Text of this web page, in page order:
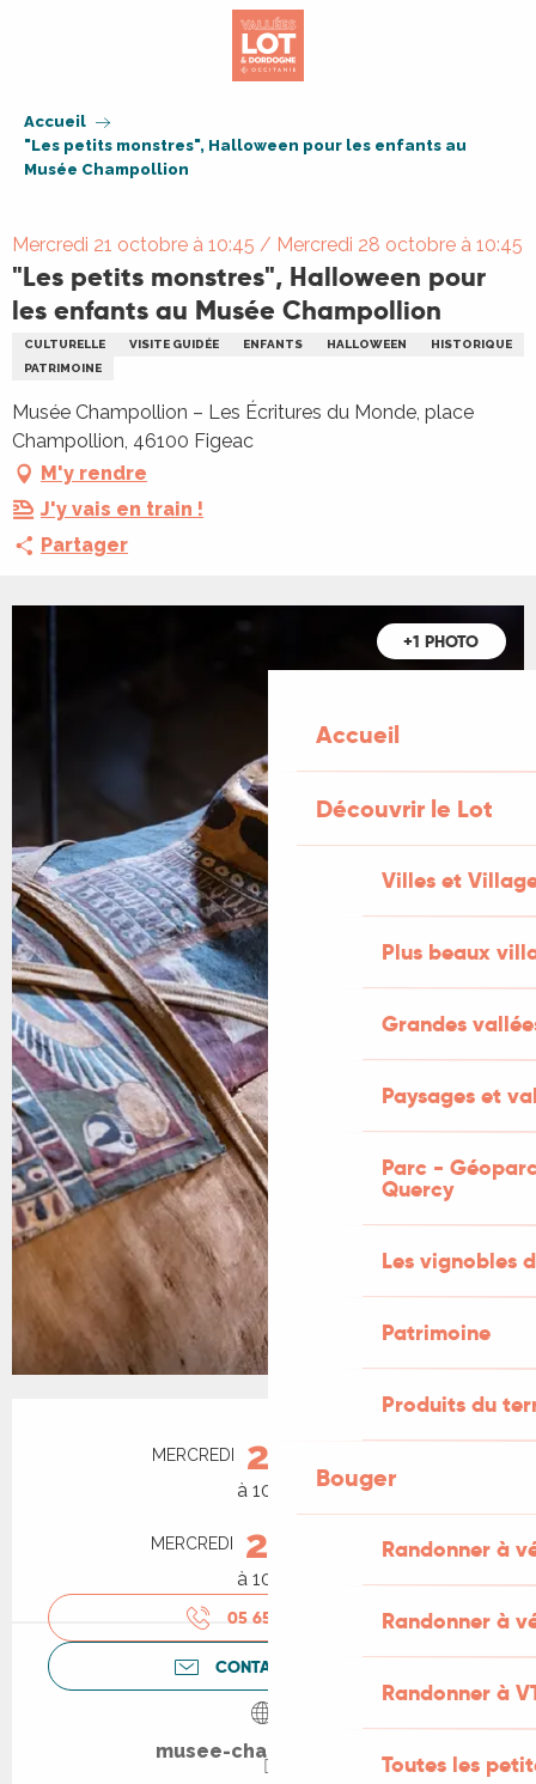
Accueil
Découvrir le Lot
Villes et
Plus beaux
Grandes
Paysages et
Parc -
Quercy
Les vignobles
Patrimoine
Produits du
Bouger
Randonner à
Randonner à
Randonner à
Toutes les
Accueil
"Les petits monstres", Halloween pour les enfants au
Musée Champollion
Mercredi 21 octobre à 10:45 / Mercredi 28 octobre à 10:45
"Les petits monstres", Halloween pour
les enfants au Musée Champollion
CULTURELLE VISITE GUIDÉE ENFANTS HALLOWEEN
HISTORIQUE
PATRIMOINE
Musée Champollion – Les Écritures du Monde, place
Champollion, 46100 Figeac
M'y rendre
J'y vais en train !
Partager
+1 PHOTO
Ouverture et coordonnées
MERCREDI 21
à 10:45
MERCREDI 28 OCTOBRE
à 10:45
05 65 50 31
CONTACTEZ-NOUS
musee-champollion.fr